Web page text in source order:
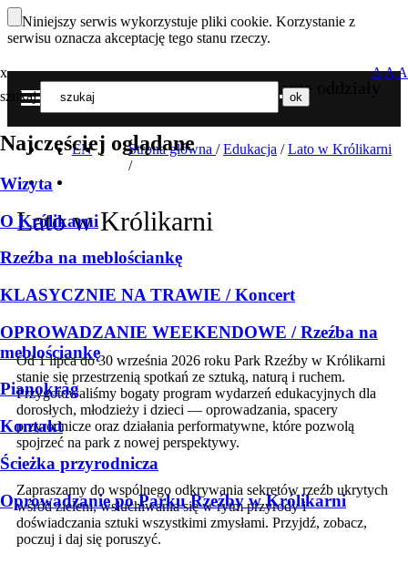
Niniejszy serwis wykorzystuje pliki cookie. Korzystanie z
serwisu oznacza akceptację tego stanu rzeczy.
Nasze oddziały
MENU
x
szukaj
Najczęściej oglądane
Wizyta
O Królikarni
Rzeźba na meblościankę
KLASYCZNIE NA TRAWIE / Koncert
OPROWADZANIE WEEKENDOWE / Rzeźba na
meblościankę
Pianokrąg
Kontakt
Ścieżka przyrodnicza
Oprowadzanie po Parku Rzeźby w Królikarni
AAA
EN Strona główna / Edukacja /Lato w Królikarni
/
Lato w Królikarni
Od 1 lipca do 30 września 2026 roku Park Rzeźby w Królikarni
stanie się przestrzenią spotkań ze sztuką, naturą i ruchem.
Przygotowaliśmy bogaty program wydarzeń edukacyjnych dla
dorosłych, młodzieży i dzieci — oprowadzania, spacery
przyrodnicze oraz działania performatywne, które pozwolą
spojrzeć na park z nowej perspektywy.
Zapraszamy do wspólnego odkrywania sekretów rzeźb ukrytych
wśród zieleni, wsłuchiwania się w rytm przyrody i
doświadczania sztuki wszystkimi zmysłami. Przyjdź, zobacz,
poczuj i daj się poruszyć.